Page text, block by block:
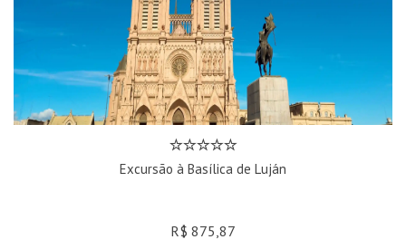
Excursão à Basílica de Luján
R$ 875,87